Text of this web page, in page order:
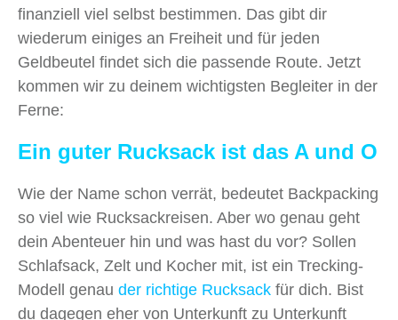
finanziell viel selbst bestimmen. Das gibt dir
wiederum einiges an Freiheit und für jeden
Geldbeutel findet sich die passende Route. Jetzt
kommen wir zu deinem wichtigsten Begleiter in der
Ferne:
Ein guter Rucksack ist das A und O
Wie der Name schon verrät, bedeutet Backpacking
so viel wie Rucksackreisen. Aber wo genau geht
dein Abenteuer hin und was hast du vor? Sollen
Schlafsack, Zelt und Kocher mit, ist ein Trecking-
Modell genau der richtige Rucksack für dich. Bist
du dagegen eher von Unterkunft zu Unterkunft